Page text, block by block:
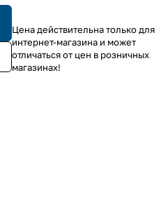
Цена действительна только для
интернет-магазина и может
отличаться от цен в розничных
магазинах!